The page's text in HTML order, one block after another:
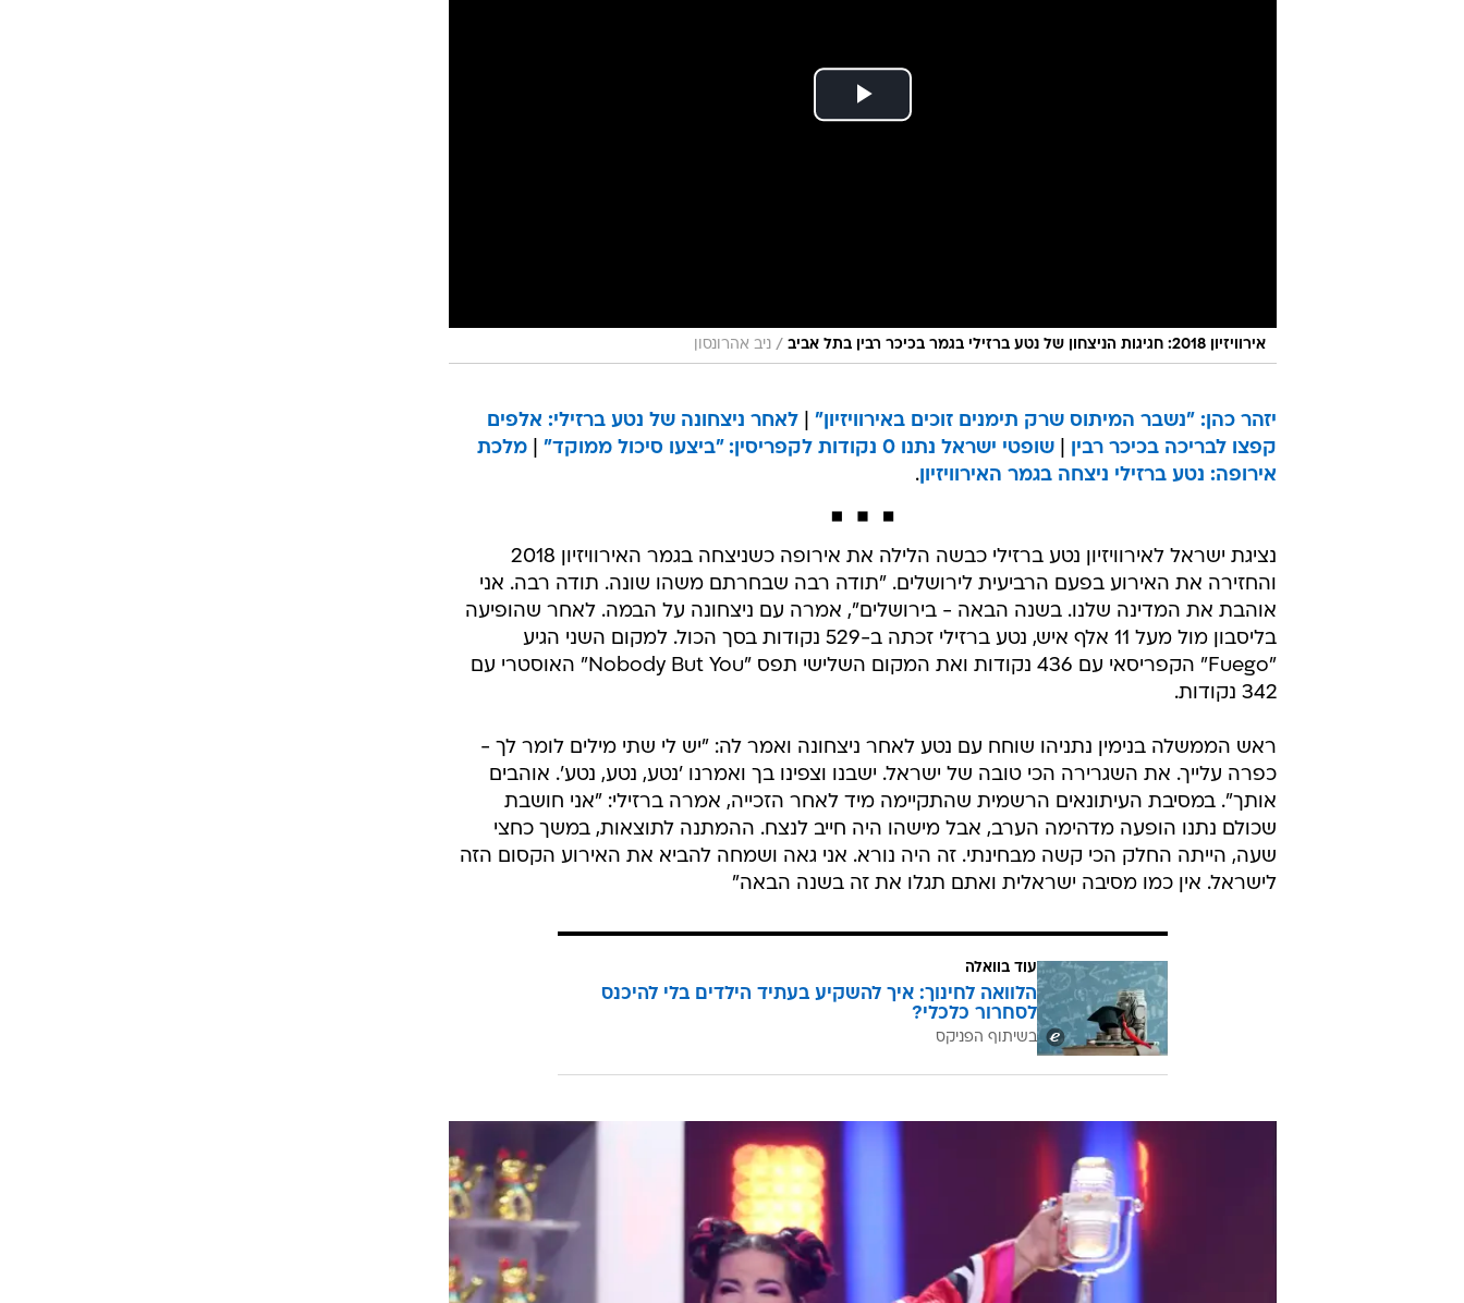
אירוויזיון 2018: חגיגות הניצחון של נטע ברזילי בגמר בכיכר רבין בתל אביב / ניב אהרונסון
יזהר כהן: "נשבר המיתוס שרק תימנים זוכים באירוויזיון"
לאחר ניצחונה של נטע ברזילי: אלפים
קפצו לבריכה בכיכר רבין
שופטי ישראל נתנו 0 נקודות לקפריסין: "ביצעו סיכול ממוקד"
מלכת
אירופה: נטע ברזילי ניצחה בגמר האירוויזיון.
נציגת ישראל לאירוויזיון נטע ברזילי כבשה הלילה את אירופה כשניצחה בגמר האירוויזיון 2018
והחזירה את האירוע בפעם הרביעית לירושלים. "תודה רבה שבחרתם משהו שונה. תודה רבה. אני
אוהבת את המדינה שלנו. בשנה הבאה - בירושלים", אמרה עם ניצחונה על הבמה. לאחר שהופיעה
בליסבון מול מעל 11 אלף איש, נטע ברזילי זכתה ב-529 נקודות בסך הכול. למקום השני הגיע
"Fuego" הקפריסאי עם 436 נקודות ואת המקום השלישי תפס "Nobody But You" האוסטרי עם
342 נקודות.
ראש הממשלה בנימין נתניהו שוחח עם נטע לאחר ניצחונה ואמר לה: "יש לי שתי מילים לומר לך -
כפרה עלייך. את השגרירה הכי טובה של ישראל. ישבנו וצפינו בך ואמרנו 'נטע, נטע, נטע'. אוהבים
אותך". במסיבת העיתונאים הרשמית שהתקיימה מיד לאחר הזכייה, אמרה ברזילי: "אני חושבת
שכולם נתנו הופעה מדהימה הערב, אבל מישהו היה חייב לנצח. ההמתנה לתוצאות, במשך כחצי
שעה, הייתה החלק הכי קשה מבחינתי. זה היה נורא. אני גאה ושמחה להביא את האירוע הקסום הזה
לישראל. אין כמו מסיבה ישראלית ואתם תגלו את זה בשנה הבאה"
עוד בוואלה
הלוואה לחינוך: איך להשקיע בעתיד הילדים בלי להיכנס
לסחרור כלכלי?
בשיתוף הפניקס